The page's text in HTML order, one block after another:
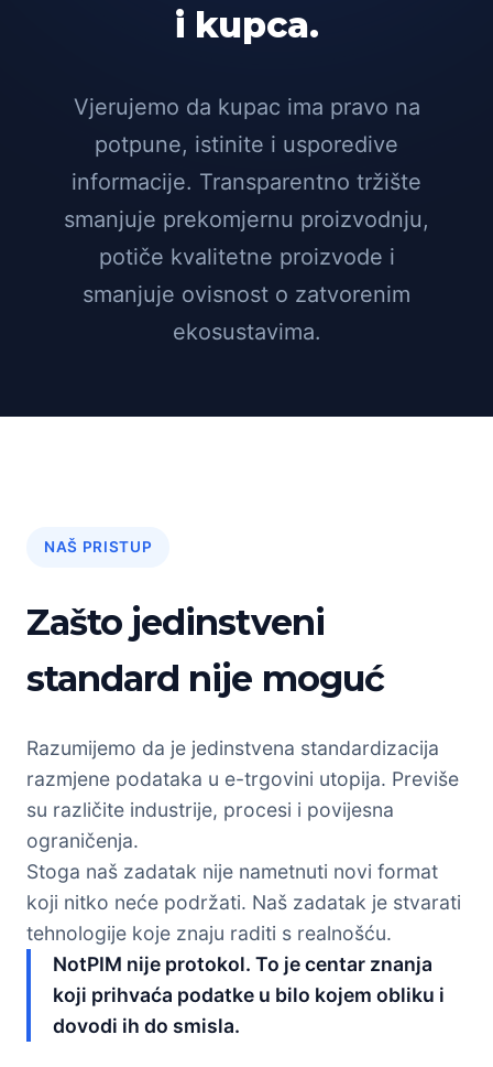
i kupca.
Vjerujemo da kupac ima pravo na
potpune, istinite i usporedive
informacije. Transparentno tržište
smanjuje prekomjernu proizvodnju,
potiče kvalitetne proizvode i
smanjuje ovisnost o zatvorenim
ekosustavima.
NAŠ PRISTUP
Zašto jedinstveni
standard nije moguć
Razumijemo da je jedinstvena standardizacija
razmjene podataka u e-trgovini utopija. Previše
su različite industrije, procesi i povijesna
ograničenja.
Stoga naš zadatak nije nametnuti novi format
koji nitko neće podržati. Naš zadatak je stvarati
tehnologije koje znaju raditi s realnošću.
NotPIM nije protokol. To je centar znanja
koji prihvaća podatke u bilo kojem obliku i
dovodi ih do smisla.